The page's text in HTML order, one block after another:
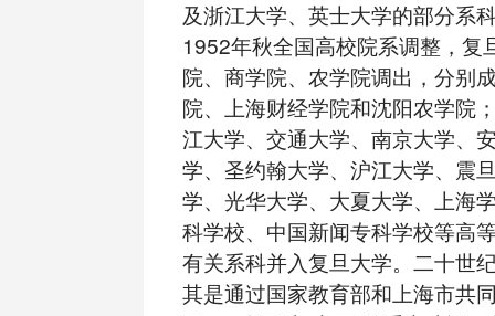
及浙江大学、英士大学的部分系
1952年秋全国高校院系调整，复
院、商学院、农学院调出，分别
院、上海财经学院和沈阳农学院
江大学、交通大学、南京大学、
学、圣约翰大学、沪江大学、震
学、光华大学、大夏大学、上海
科学校、中国新闻专科学校等高
有关系科并入复旦大学。二十世
其是通过国家教育部和上海市共